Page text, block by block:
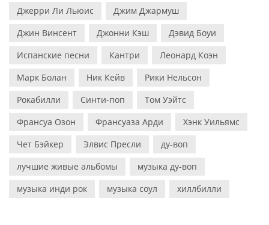
Джерри Ли Льюис
Джим Джармуш
Джин Винсент
Джонни Кэш
Дэвид Боуи
Испанские песни
Кантри
Леонард Коэн
Марк Болан
Ник Кейв
Рики Нельсон
Рокабилли
Синти-поп
Том Уэйтс
Франсуа Озон
Франсуаза Арди
Хэнк Уильямс
Чет Бэйкер
Элвис Пресли
ду-воп
лучшие живые альбомы
музыка ду-воп
музыка инди рок
музыка соул хиллбилли